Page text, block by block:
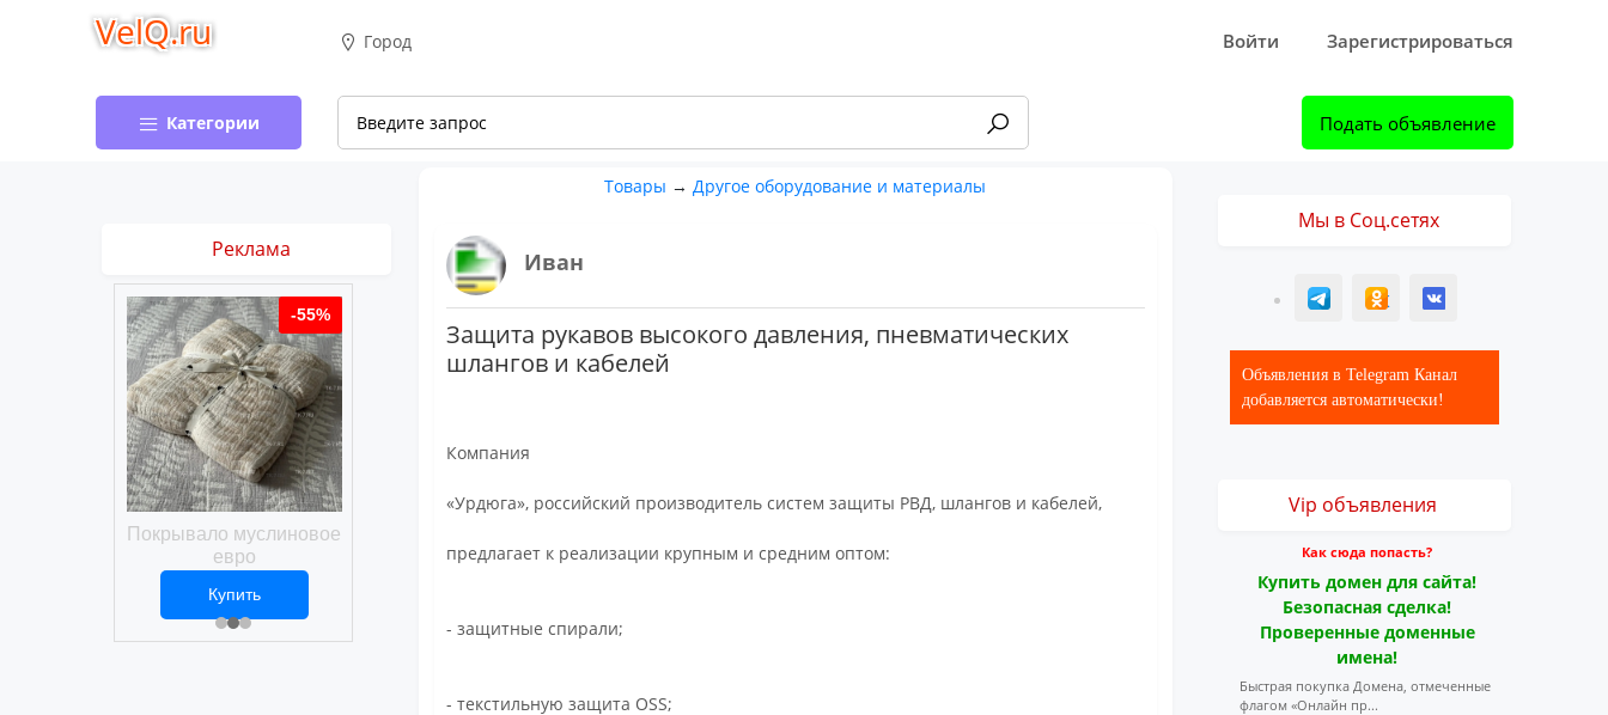
VelQ.ru Город Войти Зарегистрироваться
Категории Подать объявление
Товары →Другое оборудование и материалы
Иван
Защита рукавов высокого давления, пневматических
шлангов и кабелей
Компания
«Урдюга», российский производитель систем защиты РВД, шлангов и кабелей,
предлагает к реализации крупным и средним оптом:
- защитные спирали;
- текстильную защита OSS;
Реклама
-55%
Покрывало муслиновое
евро
2 469 ₽
Купить
-55%
Мы в Соц.сетях
T ОК ВК
Объявления в Telegram Канал
добавляется автоматически!
Vip объявления
Как сюда попасть?
Купить домен для сайта!
Безопасная сделка!
Проверенные доменные
имена!
Быстрая покупка Домена, отмеченные
флагом «Онлайн пр...